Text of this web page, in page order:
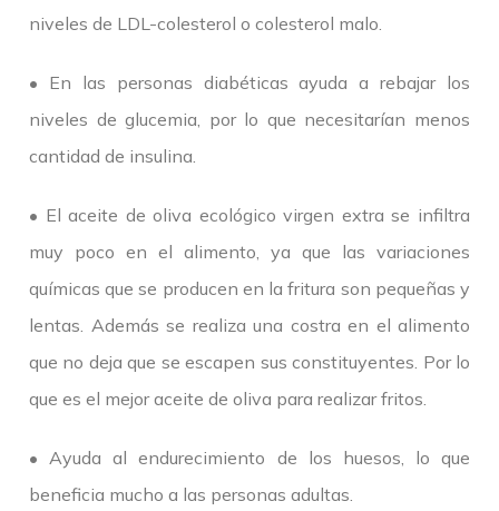
niveles de LDL-colesterol o colesterol malo.
• En las personas diabéticas ayuda a rebajar los
niveles de glucemia, por lo que necesitarían menos
cantidad de insulina.
• El aceite de oliva ecológico virgen extra se infiltra
muy poco en el alimento, ya que las variaciones
químicas que se producen en la fritura son pequeñas y
lentas. Además se realiza una costra en el alimento
que no deja que se escapen sus constituyentes. Por lo
que es el mejor aceite de oliva para realizar fritos.
• Ayuda al endurecimiento de los huesos, lo que
beneficia mucho a las personas adultas.